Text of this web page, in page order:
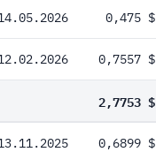
0,475 $
0,7557 $
2,7753 $
0,6899 $